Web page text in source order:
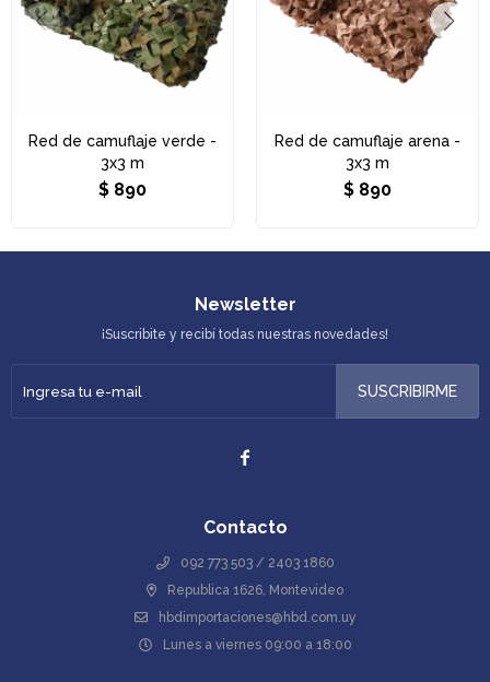
Red de camuflaje verde -
3x3 m
$ 890
Red de camuflaje arena -
3x3 m
$ 890
Contacto
092 773 503 / 2403 1860
Republica 1626, Montevideo
hbdimportaciones@hbd.com.uy
Lunes a viernes 09:00 a 18:00
Newsletter
¡Suscribite y recibí todas nuestras novedades!
SUSCRIBIRME
